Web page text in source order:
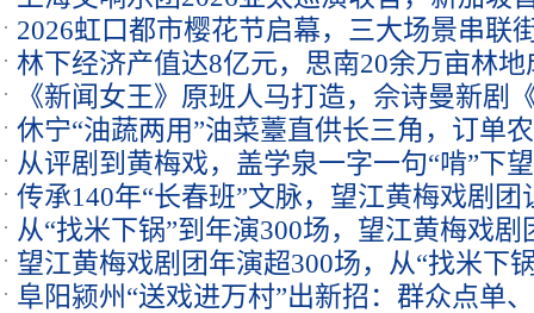
2026虹口都市樱花节启幕，三大场景串联
林下经济产值达8亿元，思南20余万亩林地
《新闻女王》原班人马打造，佘诗曼新剧
年犯罪
休宁“油蔬两用”油菜薹直供长三角，订单
从评剧到黄梅戏，盖学泉一字一句“啃”下
传承140年“长春班”文脉，望江黄梅戏剧团
从“找米下锅”到年演300场，望江黄梅戏剧
亲”路
望江黄梅戏剧团年演超300场，从“找米下
阜阳颍州“送戏进万村”出新招：群众点单